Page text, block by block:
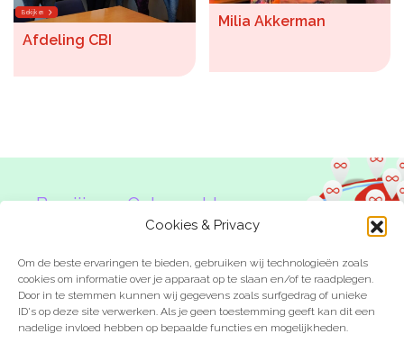
Cookies & Privacy
Om de beste ervaringen te bieden, gebruiken wij technologieën zoals
cookies om informatie over je apparaat op te slaan en/of te raadplegen.
Door in te stemmen kunnen wij gegevens zoals surfgedrag of unieke
ID's op deze site verwerken. Als je geen toestemming geeft kan dit een
nadelige invloed hebben op bepaalde functies en mogelijkheden.
Bekijken
Afdeling CBI
Milia Akkerman
Ben jij een Onbeperkte